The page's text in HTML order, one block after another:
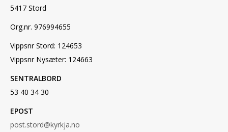
5417 Stord
Org.nr. 976994655
Vippsnr Stord: 124653
Vippsnr Nysæter: 124663
SENTRALBORD
53 40 34 30
EPOST
post.stord@kyrkja.no